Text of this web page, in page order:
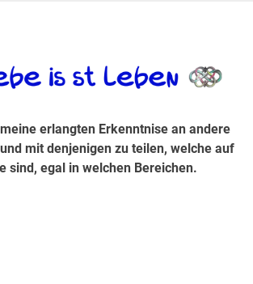
sind, egal in welchen Bereichen.
erlangten Erkenntnise an andere
mit denjenigen zu teilen, welche auf
sind, egal in welchen Bereichen.